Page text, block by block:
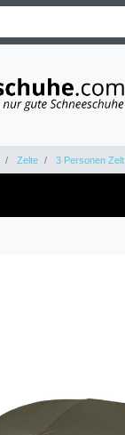
Zelte 3 Personen Zelt